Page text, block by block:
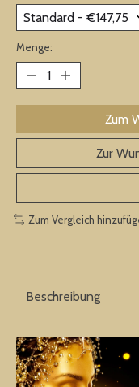
Menge:
Zum
Zur
Zum Vergleich
Beschreibung